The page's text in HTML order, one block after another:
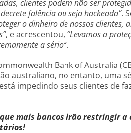
clientes podem não ser
falência ou seja hackeada”.
o dinheiro de nossos clientes,
, e acrescentou, “Levamos a
a sério”.
Bank of Australia
australiano, no entanto, uma
está impedindo seus clientes de
que mais bancos irão restringir